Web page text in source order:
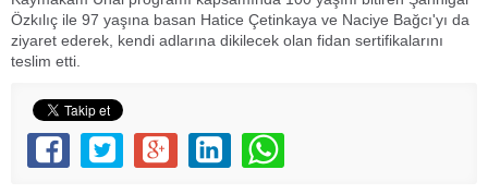
Özkılıç ile 97 yaşına basan Hatice Çetinkaya ve Naciye Bağcı'yı da
ziyaret ederek, kendi adlarına dikilecek olan fidan sertifikalarını
teslim etti.